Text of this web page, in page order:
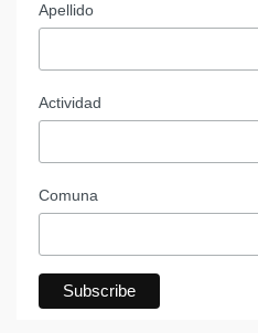
Apellido
Actividad
Comuna